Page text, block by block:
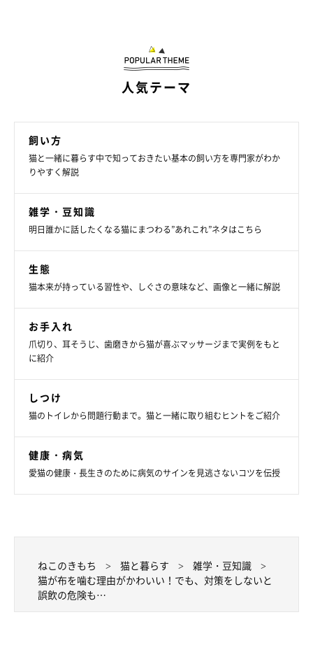
人気テーマ
飼い方
猫と一緒に暮らす中で知っておきたい基本の飼い方を専門家がわか
りやすく解説
雑学・豆知識
明日誰かに話したくなる猫にまつわる”あれこれ”ネタはこちら
生態
猫本来が持っている習性や、しぐさの意味など、画像と一緒に解説
お手入れ
爪切り、耳そうじ、歯磨きから猫が喜ぶマッサージまで実例をもと
に紹介
しつけ
猫のトイレから問題行動まで。猫と一緒に取り組むヒントをご紹介
健康・病気
愛猫の健康・長生きのために病気のサインを見逃さないコツを伝授
ねこのきもち 猫と暮らす
雑学・豆知識
猫が布を噛む理由がかわいい！でも、対策をしないと
誤飲の危険も…